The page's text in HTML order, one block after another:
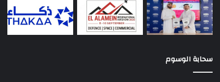
سحابة الوسوم